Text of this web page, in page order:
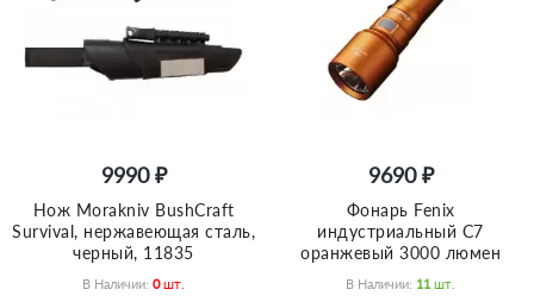
9990 ₽
Нож Morakniv BushCraft
Survival, нержавеющая сталь,
черный, 11835
В Наличии: 0 Шт.
9690 ₽
Фонарь Fenix
индустриальный C7
оранжевый 3000 люмен
В Наличии: 11 Шт.